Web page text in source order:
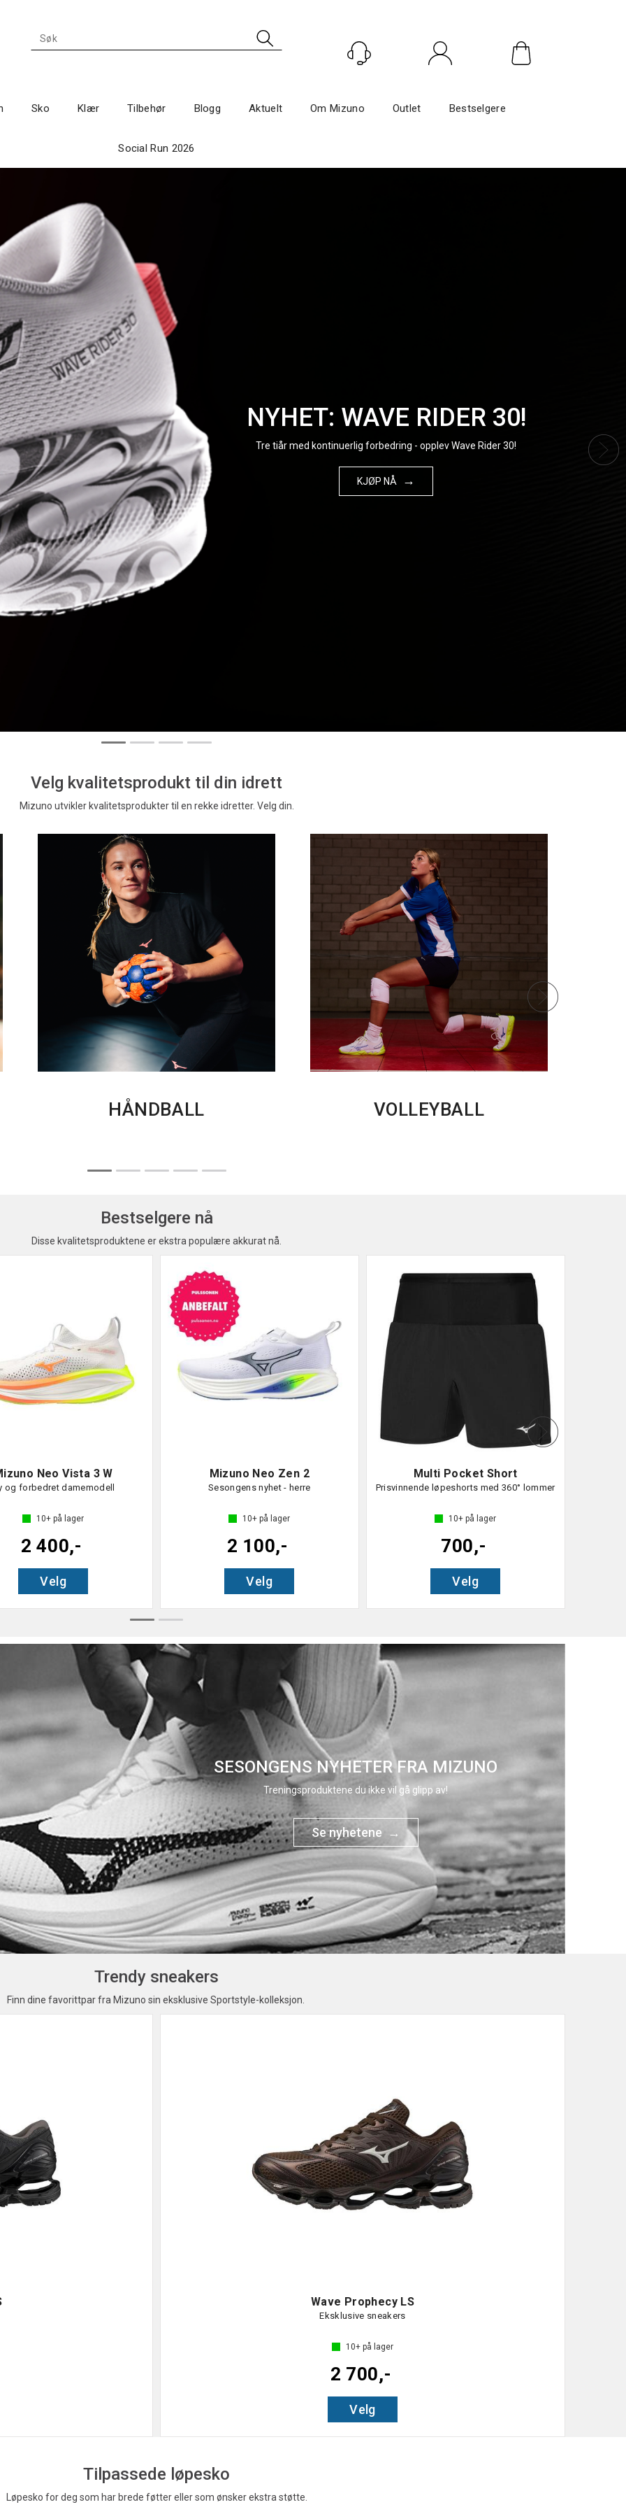
Sko Klær Tilbehør Blogg Aktuelt Om Mizuno Outlet Bestselgere
Social Run 2026
NYHET: WAVE RIDER 30!
Tre tiår med kontinuerlig forbedring - opplev Wave Rider 30!
KJØP NÅ
Velg kvalitetsprodukt til din idrett
Mizuno utvikler kvalitetsprodukter til en rekke idretter. Velg din.
HÅNDBALL VOLLEYBALL
Bestselgere nå
Disse kvalitetsproduktene er ekstra populære akkurat nå.
Neo Vista 3 W
og forbedret damemodell
10+ på lager
2 400,-
Velg
Mizuno Neo Zen 2
Sesongens nyhet - herre
10+ på lager
2 100,-
Velg
Multi Pocket Short
Prisvinnende løpeshorts med 360° lommer
10+ på lager
700,-
Velg
SESONGENS NYHETER FRA MIZUNO
Treningsproduktene du ikke vil gå glipp av!
Se nyhetene
Trendy sneakers
Finn dine favorittpar fra Mizuno sin eksklusive Sportstyle-kolleksjon.
Wave Prophecy LS
Eksklusive sneakers
10+ på lager
2 700,-
Velg
Tilpassede løpesko
Løpesko for deg som har brede føtter eller som ønsker ekstra støtte.